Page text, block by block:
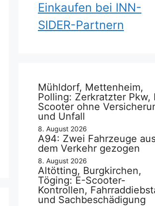
Einkaufen bei INN-
SIDER-Partnern
Mühldorf, Mettenheim,
Polling: Zerkratzter Pkw,
Scooter ohne
und Unfall
8. August 2026
A94: Zwei Fahrzeuge
dem Verkehr gezogen
8. August 2026
Altötting, Burgkirchen,
Töging: E-Scooter-
Kontrollen,
und Sachbeschädigung